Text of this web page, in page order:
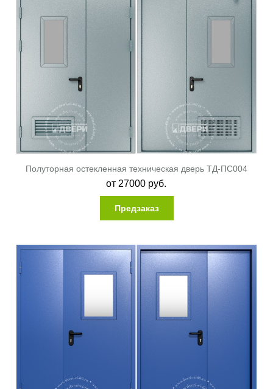
Полуторная остекленная техническая дверь ТД-ПС004
от 27000 руб.
Предзаказ